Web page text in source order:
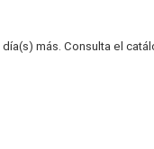
día(s) más. Consulta el